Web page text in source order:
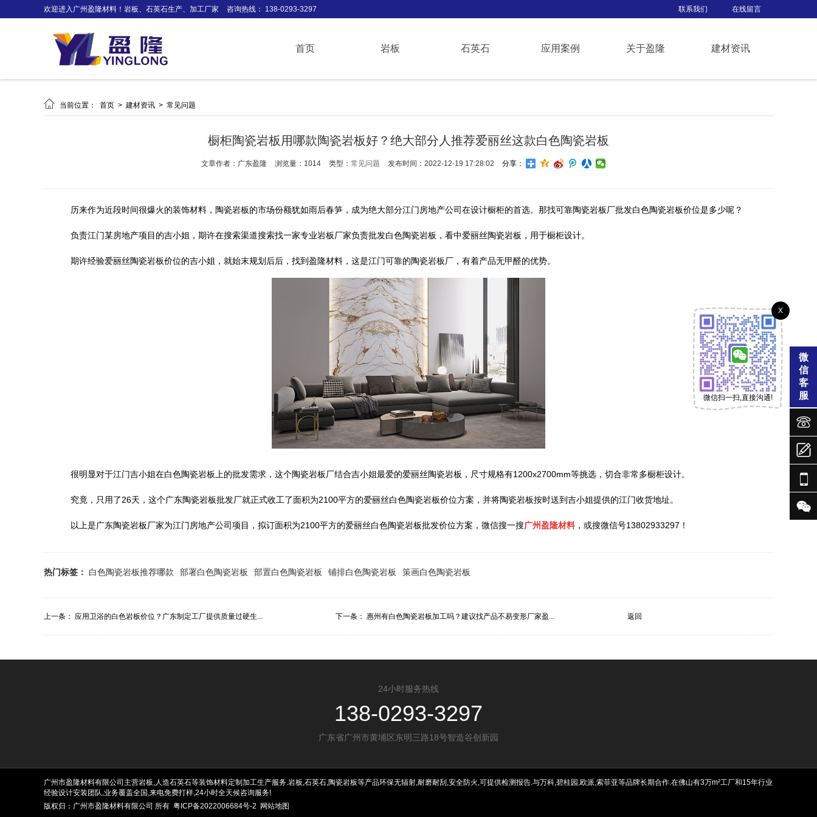
欢迎进入广州盈隆材料！岩板、石英石生产、加工厂家 咨询热线： 138-0293-3297 联系我们 在线留言
首页 岩板 石英石 应用案例 关于盈隆 建材资讯
 当前位置： 首页 > 建材资讯 > 常见问题
橱柜陶瓷岩板用哪款陶瓷岩板好？绝大部分人推荐爱丽丝这款白色陶瓷岩板
文章作者：广东盈隆 浏览量：1014 类型： 常见问题 发布时间：2022-12-19 17:28:02 分享：
历来作为近段时间很爆火的装饰材料，陶瓷岩板的市场份额犹如雨后春笋，成为绝大部分江门房地产公司在设计橱柜的首选。那找可靠陶瓷岩板厂批发白色陶瓷岩板价位是多少呢？
负责江门某房地产项目的吉小姐，期许在搜索渠道搜索找一家专业岩板厂家负责批发白色陶瓷岩板，看中爱丽丝陶瓷岩板，用于橱柜设计。
期许经验爱丽丝陶瓷岩板价位的吉小姐，就始末规划后后，找到盈隆材料，这是江门可靠的陶瓷岩板厂，有着产品无甲醛的优势。
很明显对于江门吉小姐在白色陶瓷岩板上的批发需求，这个陶瓷岩板厂结合吉小姐最爱的爱丽丝陶瓷岩板，尺寸规格有1200x2700mm等挑选，切合非常多橱柜设计。
究竟，只用了26天，这个广东陶瓷岩板批发厂就正式收工了面积为2100平方的爱丽丝白色陶瓷岩板价位方案，并将陶瓷岩板按时送到吉小姐提供的江门收货地址。
以上是广东陶瓷岩板厂家为江门房地产公司项目，拟订面积为2100平方的爱丽丝白色陶瓷岩板批发价位方案，微信搜一搜广州盈隆材料 ，或搜微信号13802933297！
热门标签： 白色陶瓷岩板推荐哪款 部署白色陶瓷岩板 部置白色陶瓷岩板 铺排白色陶瓷岩板 策画白色陶瓷岩板
上一条： 应用卫浴的白色岩板价位？广东制定工厂提供质量过硬生... 下一条： 惠州有白色陶瓷岩板加工吗？建议找产品不易变形厂家盈... 返回
24小时服务热线
138-0293-3297
广东省广州市黄埔区东明三路18号智造谷创新园
广州市盈隆材料有限公司主营岩板,人造石英石等装饰材料定制加工生产服务.岩板,石英石,陶瓷岩板等产品环保无辐射,耐磨耐刮,安全防火,可提供检测报告.与万科,碧桂园,欧派,索菲亚等品牌长期合作.在佛山有3万m²工厂和15年行业
经验设计安装团队,业务覆盖全国,来电免费打样,24小时全天候咨询服务!
版权归：广州市盈隆材料有限公司 所有 粤ICP备2022006684号-2 网站地图
微
信
客
服
X
微信扫一扫,直接沟通!




